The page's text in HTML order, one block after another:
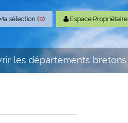
sélection (0) Espace Propriétaire
les départements bretons